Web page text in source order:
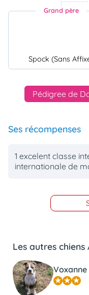
Grand père
Spock (Sans
Pédigree de
Ses récompenses
1 excelent classe
internationale de
Les autres
Voxanne